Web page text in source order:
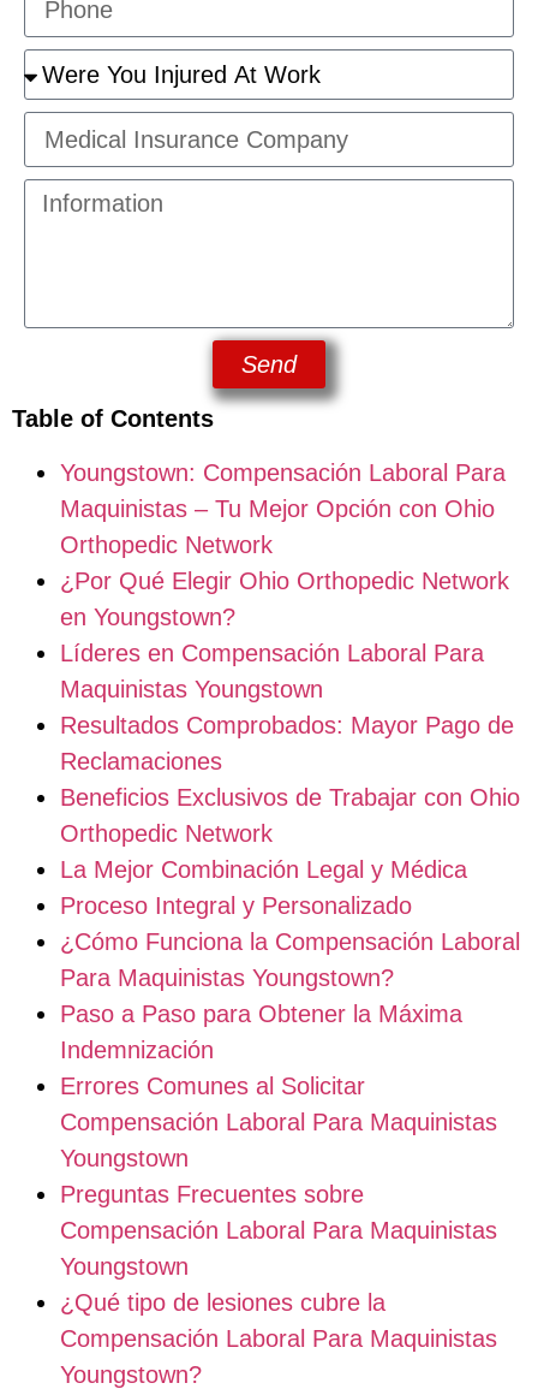
Send
Table of Contents
Youngstown: Compensación Laboral Para
Maquinistas – Tu Mejor Opción con Ohio
Orthopedic Network
¿Por Qué Elegir Ohio Orthopedic Network
en Youngstown?
Líderes en Compensación Laboral Para
Maquinistas Youngstown
Resultados Comprobados: Mayor Pago de
Reclamaciones
Beneficios Exclusivos de Trabajar con Ohio
Orthopedic Network
La Mejor Combinación Legal y Médica
Proceso Integral y Personalizado
¿Cómo Funciona la Compensación Laboral
Para Maquinistas Youngstown?
Paso a Paso para Obtener la Máxima
Indemnización
Errores Comunes al Solicitar
Compensación Laboral Para Maquinistas
Youngstown
Preguntas Frecuentes sobre
Compensación Laboral Para Maquinistas
Youngstown
¿Qué tipo de lesiones cubre la
Compensación Laboral Para Maquinistas
Youngstown?